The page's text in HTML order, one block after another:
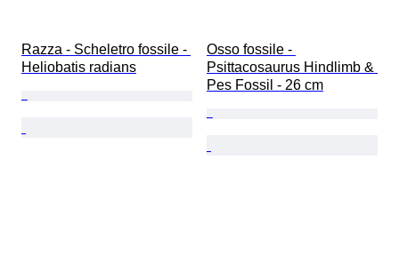
Razza - Scheletro fossile -
Heliobatis radians
Osso fossile -
Psittacosaurus Hindlimb &
Pes Fossil - 26 cm